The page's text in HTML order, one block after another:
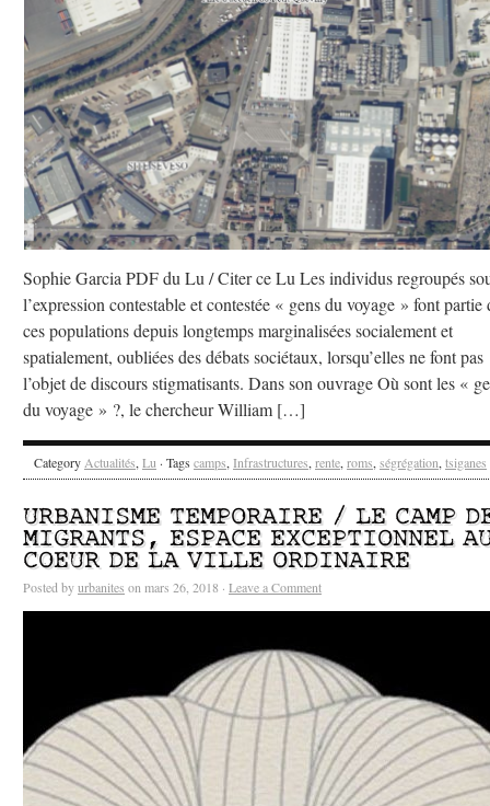
Sophie Garcia PDF du Lu / Citer ce Lu Les individus regroupés
l’expression contestable et contestée « gens du voyage » font partie
ces populations depuis longtemps marginalisées socialement et
spatialement, oubliées des débats sociétaux, lorsqu’elles ne font pas
l’objet de discours stigmatisants. Dans son ouvrage Où sont les «
du voyage » ?, le chercheur William […]
Category Actualités, Lu · Tags camps, Infrastructures, rente, roms, ségrégation, tsiganes
URBANISME TEMPORAIRE / LE CAMP
MIGRANTS, ESPACE EXCEPTIONNEL
COEUR DE LA VILLE ORDINAIRE
Posted byurbanites on mars 26, 2018 · Leave a Comment